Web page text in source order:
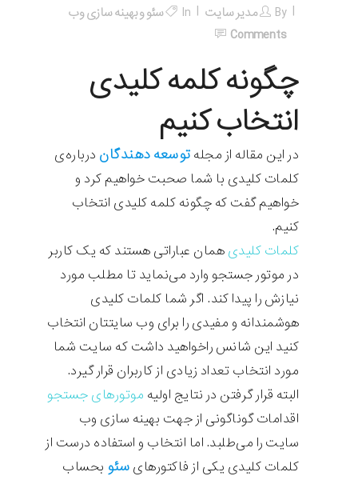
By مدیر سایت In
سئو و بهینه سازی وب
Comments
چگونه کلمه کلیدی
انتخاب کنیم
در این مقاله از مجلهتوسعه دهندگان درباره‌ی
کلمات کلیدی با شما صحبت خواهیم کرد و
خواهیم گفت که چگونه کلمه کلیدی انتخاب
کنیم.
کلمات کلیدی همان عباراتی هستند که یک کاربر
در موتور جستجو وارد می‌نماید تا مطلب مورد
نیازش را پیدا کند. اگر شما کلمات کلیدی
هوشمندانه و مفیدی را برای وب سایتتان انتخاب
کنید این شانس راخواهید داشت که سایت شما
مورد انتخاب تعداد زیادی از کاربران قرار گیرد.
البته قرار گرفتن در نتایج اولیه موتورهای جستجو
اقدامات گوناگونی از جهت بهینه سازی وب
سایت را می‌طلبد. اما انتخاب و استفاده درست از
کلمات کلیدی یکی از فاکتورهای سئو بحساب